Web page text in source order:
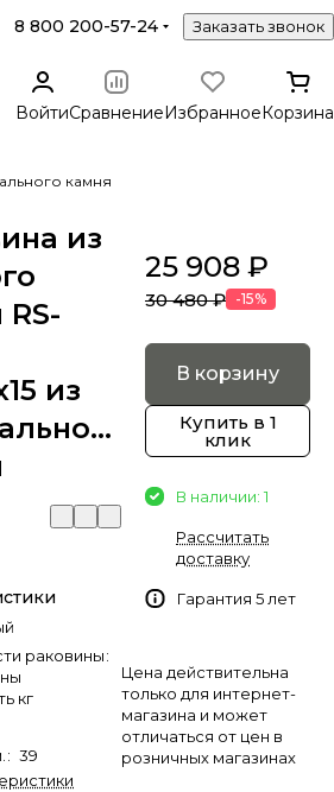
8 800 200-57-24 Заказать звонок
ВойтиСравнениеИзбранноеКорзина
камня
из
из
раковины:
кг
: 39
25 908 ₽
30 480 ₽ -15%
В корзину
Купить в 1
клик
В наличии: 1
Рассчитать
доставку
Гарантия 5 лет
Цена действительна
только для интернет-
магазина и может
отличаться от цен в
розничных магазинах